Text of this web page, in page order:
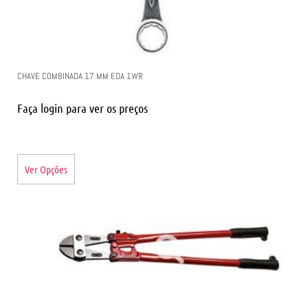
CHAVE COMBINADA 17 MM EDA 1WR
Faça login para ver os preços
Ver Opções